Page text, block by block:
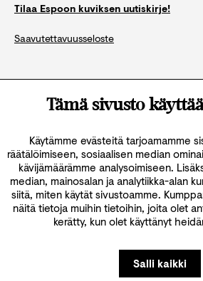
Tämä sivusto
Käytämme evästeitä tarjoamamme
räätälöimiseen, sosiaalisen median
kävijämäärämme analysoimiseen.
median, mainosalan ja analytiikka-alan
siitä, miten käytät sivustoamme.
näitä tietoja muihin tietoihin, joita olet
kerätty, kun olet käyttänyt
Salli kaikki
Tilaa Espoon kuviksen uutiskirje!
Saavutettavuusseloste